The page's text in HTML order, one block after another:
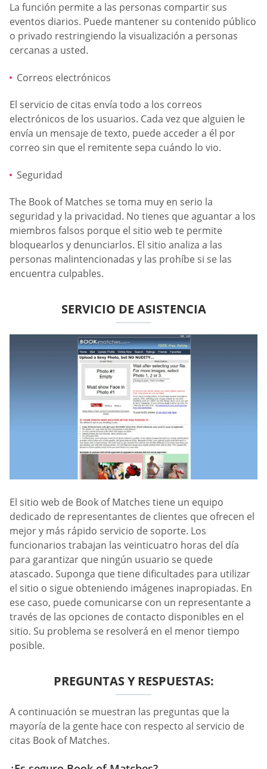
La función permite a las personas compartir sus
eventos diarios. Puede mantener su contenido público
o privado restringiendo la visualización a personas
cercanas a usted.
Correos electrónicos
El servicio de citas envía todo a los correos
electrónicos de los usuarios. Cada vez que alguien le
envía un mensaje de texto, puede acceder a él por
correo sin que el remitente sepa cuándo lo vio.
Seguridad
The Book of Matches se toma muy en serio la
seguridad y la privacidad. No tienes que aguantar a los
miembros falsos porque el sitio web te permite
bloquearlos y denunciarlos. El sitio analiza a las
personas malintencionadas y las prohíbe si se las
encuentra culpables.
SERVICIO DE ASISTENCIA
El sitio web de Book of Matches tiene un equipo
dedicado de representantes de clientes que ofrecen el
mejor y más rápido servicio de soporte. Los
funcionarios trabajan las veinticuatro horas del día
para garantizar que ningún usuario se quede
atascado. Suponga que tiene dificultades para utilizar
el sitio o sigue obteniendo imágenes inapropiadas. En
ese caso, puede comunicarse con un representante a
través de las opciones de contacto disponibles en el
sitio. Su problema se resolverá en el menor tiempo
posible.
PREGUNTAS Y RESPUESTAS:
A continuación se muestran las preguntas que la
mayoría de la gente hace con respecto al servicio de
citas Book of Matches.